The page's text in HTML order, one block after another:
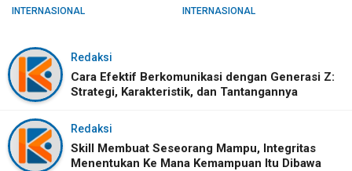
INTERNASIONAL INTERNASIONAL
Redaksi
Cara Efektif Berkomunikasi dengan Generasi Z:
Strategi, Karakteristik, dan Tantangannya
Redaksi
Skill Membuat Seseorang Mampu, Integritas
Menentukan Ke Mana Kemampuan Itu Dibawa